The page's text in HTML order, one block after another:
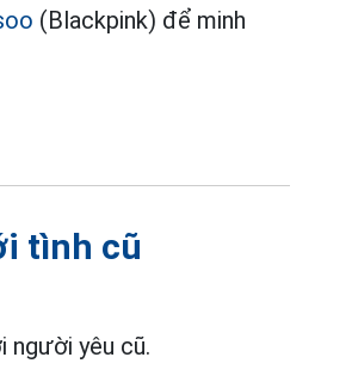
(Blackpink) để minh
tình cũ
người yêu cũ.